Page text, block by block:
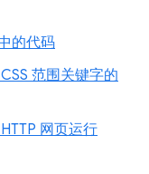
的代码
范围关键字的
网页运行